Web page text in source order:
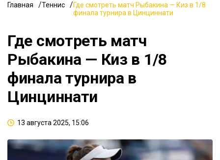
Главная Теннис
Где смотреть матч Рыбакина — Киз в 1/8
финала турнира в Цинциннати
Где смотреть матч
Рыбакина — Киз в 1/8
финала турнира в
Цинциннати
13 августа 2025, 15:06